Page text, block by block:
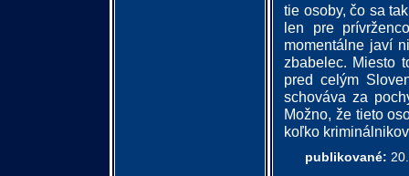
tie osoby, čo sa
len pre
momentálne javí
zbabelec. Miesto
pred celým
schováva za
Možno, že tieto
koľko
publikované: